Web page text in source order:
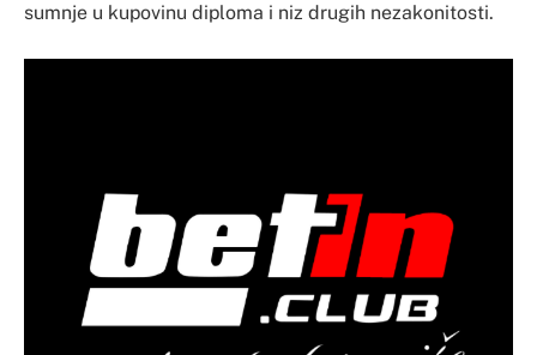
sumnje u kupovinu diploma i niz drugih nezakonitosti.